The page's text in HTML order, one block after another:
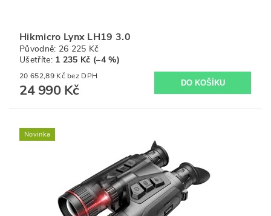
Hikmicro Lynx LH19 3.0
Původně: 26 225 Kč
Ušetříte: 1 235 Kč (–4 %)
20 652,89 Kč bez DPH
24 990 Kč
Novinka